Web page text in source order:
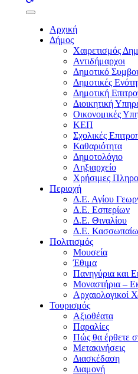
buttons
Αρχική
Δήμος
Χαιρετισμός
Αντιδήμαρχοι
Δημοτικό
Δημοτικές
Δημοτική
Διοικητική
Οικονομικές
ΚΕΠ
Σχολικές
Καθαριότητα
Δημοτολόγιο
Ληξιαρχείο
Χρήσιμες
Περιοχή
Δ.Ε. Αγίου
Δ.Ε. Εσπερίων
Δ.Ε. Θιναλίου
Δ.Ε.
Πολιτισμός
Μουσεία
Έθιμα
Πανηγύρια και
Μοναστήρια –
Αρχαιολογικοί
Τουρισμός
Αξιοθέατα
Παραλίες
Πώς θα έρθετε
Μετακινήσεις
Διασκέδαση
Διαμονή